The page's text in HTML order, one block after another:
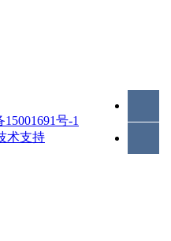
15001691号-1
术支持